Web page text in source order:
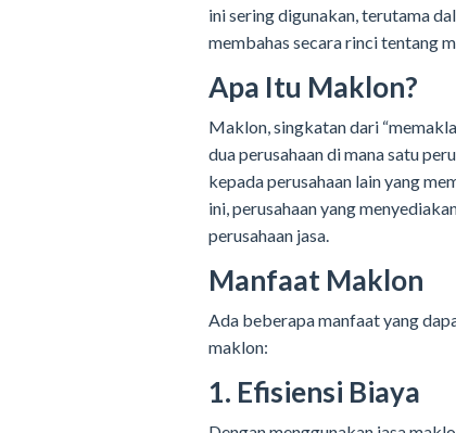
ini sering digunakan, terutama
membahas secara rinci tentang
Apa Itu Maklon?
Maklon, singkatan dari
dua perusahaan di mana satu
kepada perusahaan lain yang
ini, perusahaan yang
perusahaan jasa.
Manfaat Maklon
Ada beberapa manfaat yang
maklon:
1. Efisiensi Biaya